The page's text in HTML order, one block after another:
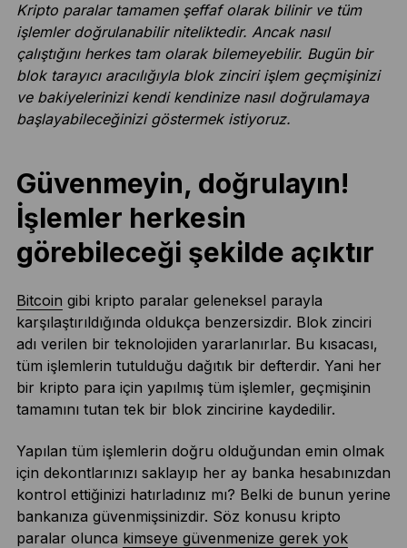
Kripto paralar tamamen şeffaf olarak bilinir ve tüm
işlemler doğrulanabilir niteliktedir. Ancak nasıl
çalıştığını herkes tam olarak bilemeyebilir. Bugün bir
blok tarayıcı aracılığıyla blok zinciri işlem geçmişinizi
ve bakiyelerinizi kendi kendinize nasıl doğrulamaya
başlayabileceğinizi göstermek istiyoruz.
Güvenmeyin, doğrulayın!
İşlemler herkesin
görebileceği şekilde açıktır
Bitcoin gibi kripto paralar geleneksel parayla
karşılaştırıldığında oldukça benzersizdir. Blok zinciri
adı verilen bir teknolojiden yararlanırlar. Bu kısacası,
tüm işlemlerin tutulduğu dağıtık bir defterdir. Yani her
bir kripto para için yapılmış tüm işlemler, geçmişinin
tamamını tutan tek bir blok zincirine kaydedilir.
Yapılan tüm işlemlerin doğru olduğundan emin olmak
için dekontlarınızı saklayıp her ay banka hesabınızdan
kontrol ettiğinizi hatırladınız mı? Belki de bunun yerine
bankanıza güvenmişsinizdir. Söz konusu kripto
paralar olunca kimseye güvenmenize gerek yok